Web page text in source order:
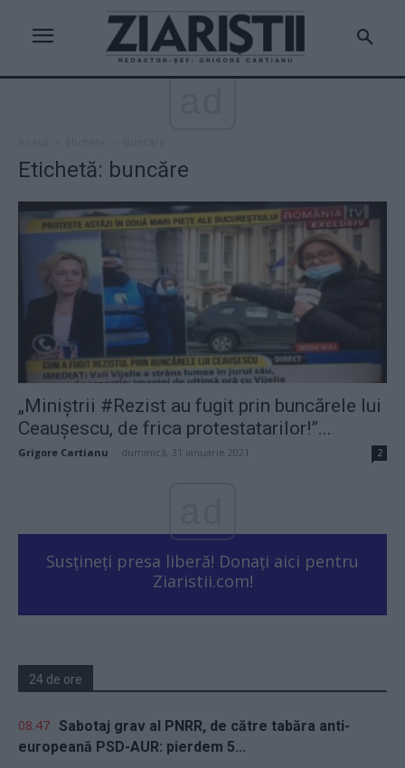
Etichetă: buncăre
„Miniștrii #Rezist au fugit prin buncărele lui
Ceaușescu, de frica protestatarilor!”...
Grigore Cartianu duminică, 31 ianuarie 2021 2
Susțineți presa liberă! Donați aici pentru
Ziaristii.com!
24 de ore
08.47 Sabotaj grav al PNRR, de către tabăra anti-
europeană PSD-AUR: pierdem 5...